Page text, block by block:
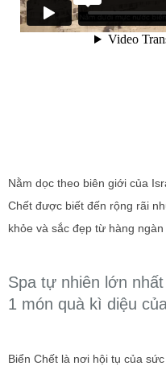
Nằm dọc theo biên giới của
Chết được biết đến rộng rãi
khỏe và sắc đẹp từ hàng ngàn
Spa tự nhiên lớn
1 món quà kì diệu
Biển Chết là nơi hội tụ của